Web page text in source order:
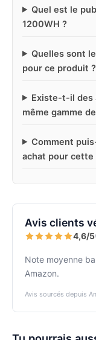
Quel est le
1200WH ?
Quelles sont
pour ce produit ?
Existe-t-il des
même gamme
Comment
achat pour cette
Avis clients
4,6/5
Note moyenne
Amazon.
Avis sourcés depuis